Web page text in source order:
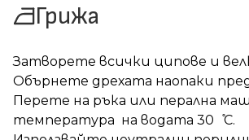
Грижа
Затворете всички ципове и
Обърнете дрехата наопаки
Перете на ръка или перална
температура на водата 30 ̊С.